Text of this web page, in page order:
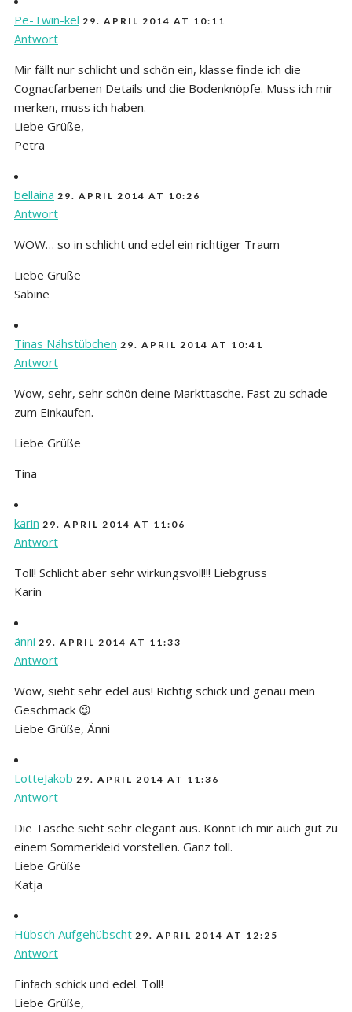
Pe-Twin-kel 29. APRIL 2014 AT 10:11
Antwort
Mir fällt nur schlicht und schön ein, klasse finde ich die
Cognacfarbenen Details und die Bodenknöpfe. Muss ich mir
merken, muss ich haben.
Liebe Grüße,
Petra
bellaina 29. APRIL 2014 AT 10:26
Antwort
WOW… so in schlicht und edel ein richtiger Traum
Liebe Grüße
Sabine
Tinas Nähstübchen 29. APRIL 2014 AT 10:41
Antwort
Wow, sehr, sehr schön deine Markttasche. Fast zu schade
zum Einkaufen.
Liebe Grüße
Tina
karin 29. APRIL 2014 AT 11:06
Antwort
Toll! Schlicht aber sehr wirkungsvoll!!! Liebgruss
Karin
änni 29. APRIL 2014 AT 11:33
Antwort
Wow, sieht sehr edel aus! Richtig schick und genau mein
Geschmack 😉
Liebe Grüße, Änni
LotteJakob 29. APRIL 2014 AT 11:36
Antwort
Die Tasche sieht sehr elegant aus. Könnt ich mir auch gut zu
einem Sommerkleid vorstellen. Ganz toll.
Liebe Grüße
Katja
Hübsch Aufgehübscht 29. APRIL 2014 AT 12:25
Antwort
Einfach schick und edel. Toll!
Liebe Grüße,